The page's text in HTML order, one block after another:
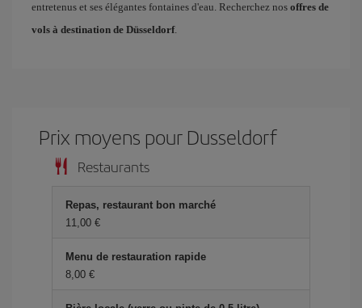
entretenus et ses élégantes fontaines d'eau. Recherchez nos offres de
vols à destination de Düsseldorf.
Prix ​​moyens pour Dusseldorf
Restaurants
Repas, restaurant bon marché
11,00 €
Menu de restauration rapide
8,00 €